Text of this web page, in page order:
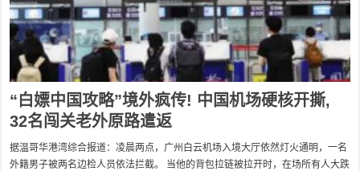
“白嫖中国攻略”境外疯传! 中国机场硬核开撕,
32名闯关老外原路遣返
据温哥华港湾综合报道：凌晨两点，广州白云机场入境大厅依然灯火通明，一名
外籍男子被两名边检人员依法拦截。 当他的背包拉链被拉开时，在场所有人大跌